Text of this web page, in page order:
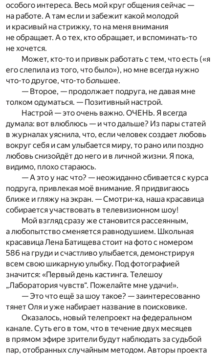
особого интереса. Весь мой круг общения сейчас —
на работе. А там если и забежит какой молодой
и красивый на стрижку, то на меня внимания
не обращает. А о тех, кто обращает, и вспоминать-то
не хочется.
Может, кто-то и привык работать с тем, что есть («я
его слепила из того, что было»), но мне всегда нужно
что-то другое, что-то большее.
— Второе, — продолжает подруга, не давая мне
толком одуматься. — Позитивный настрой.
Настрой — это очень важно. ОЧЕНЬ. Я всегда
думала: вот влюблюсь — и что дальше? Из пары статей
в журналах уяснила, что, если человек создает любовь
вокруг себя и сам улыбается миру, то рано или поздно
любовь снизойдёт до него и в личной жизни. Я пока,
видимо, плохо стараюсь.
— А это у нас что? — неожиданно сбивается с курса
подруга, привлекая моё внимание. Я придвигаюсь
ближе и гляжу на экран. — Смотри-ка, наша красавица
собирается участвовать в телевизионном шоу!
Мой взгляд сразу же становится рассеянным,
а любопытство сменяется равнодушием. Школьная
красавица Лена Батищева стоит на фото с номером
586 на груди и счастливо улыбается, демонстрируя
всем свою шикарную улыбку. Под фотографией
значится: «Первый день кастинга. Телешоу
„Лаборатория чувств“. Пожелайте мне удачи!».
— Это что ещё за шоу такое? — заинтересованно
тянет Оля и уже набирает название в поисковике.
Оказалось, новый телепроект на федеральном
канале. Суть его в том, что в течение двух месяцев
в прямом эфире зрители будут наблюдать за судьбой
пар, отобранных случайным методом. Авторы проекта